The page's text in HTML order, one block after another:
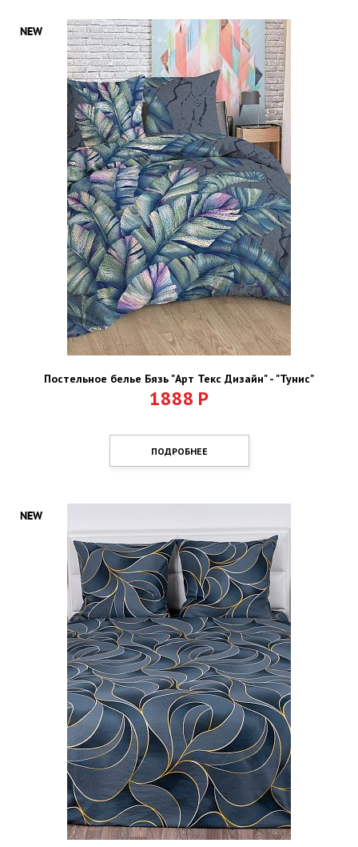
Постельное белье Бязь "Арт Текс Дизайн" - "Тунис"
1888 Р
ПОДРОБНЕЕ